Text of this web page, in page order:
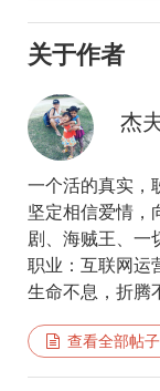
关于作者
杰
一个活的真实，
坚定相信爱情，
剧、海贼王、一
职业：互联网运
生命不息，折腾
查看全部帖子